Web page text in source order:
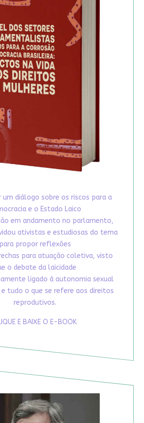
diálogo sobre os riscos para a
e o Estado Laico
em andamento no parlamento,
ativistas e estudiosas do tema
para propor reflexões
para atuação coletiva, visto
o debate da laicidade
ligado à autonomia sexual
e tudo o que se refere aos direitos
reprodutivos.
E BAIXE O E-BOOK